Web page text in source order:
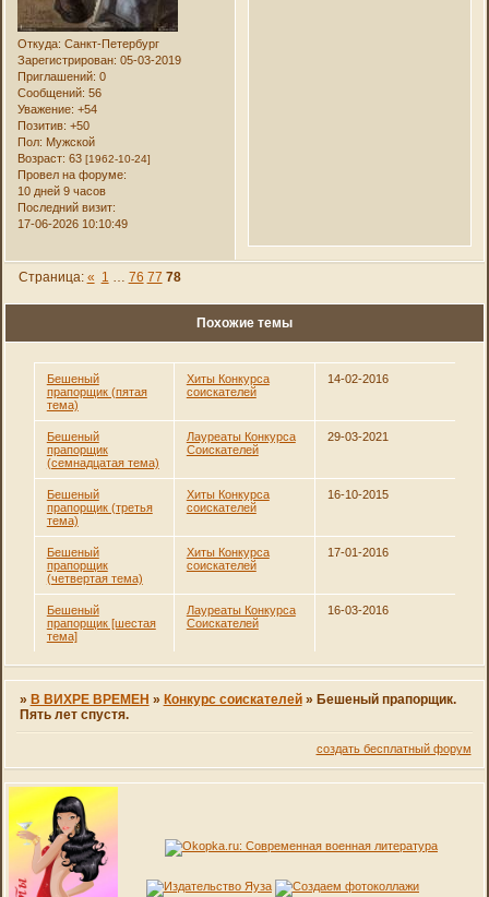
Откуда: Санкт-Петербург
Зарегистрирован: 05-03-2019
Приглашений: 0
Сообщений: 56
Уважение: +54
Позитив: +50
Пол: Мужской
Возраст: 63[1962-10-24]
Провел на форуме:
10 дней 9 часов
Последний визит:
17-06-2026 10:10:49
Страница: « 1 76 77 78
Похожие темы
Бешеный
прапорщик (пятая
тема)
Хиты Конкурса
соискателей
14-02-2016
Бешеный
прапорщик
(семнадцатая тема)
Лауреаты Конкурса
Соискателей
29-03-2021
Бешеный
прапорщик (третья
тема)
Хиты Конкурса
соискателей
16-10-2015
Бешеный
прапорщик
(четвертая тема)
Хиты Конкурса
соискателей
17-01-2016
Бешеный
прапорщик [шестая
тема]
Лауреаты Конкурса
Соискателей
16-03-2016
» В ВИХРЕ ВРЕМЕН » Конкурс соискателей » Бешеный прапорщик.
Пять лет спустя.
создать бесплатный форум